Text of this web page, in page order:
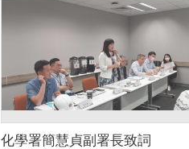
化學署簡慧貞副署長致詞